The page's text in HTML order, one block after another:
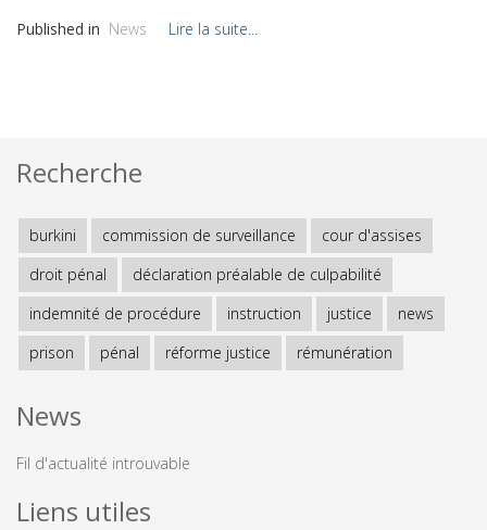
Published in News Lire la suite...
Recherche
burkini commission de surveillance
cour d'assises
droit pénal
déclaration préalable de culpabilité
indemnité de procédure
instruction justice
news
prison
pénal réforme justice rémunération
News
Fil d'actualité introuvable
Liens utiles